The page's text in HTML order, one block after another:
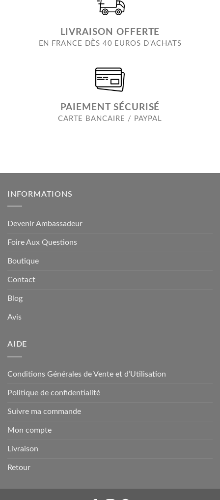
LIVRAISON OFFERTE
EN FRANCE DÈS 40 EUROS D'ACHATS
PAIEMENT SÉCURISÉ
CARTE BANCAIRE / PAYPAL
INFORMATIONS
Devenir Ambassadeur
Foire Aux Questions
Boutique
Contact
Blog
Avis
AIDE
Conditions Générales de Vente et d’Utilisation
Politique de confidentialité
Suivre ma commande
Mon compte
Livraison
Retour